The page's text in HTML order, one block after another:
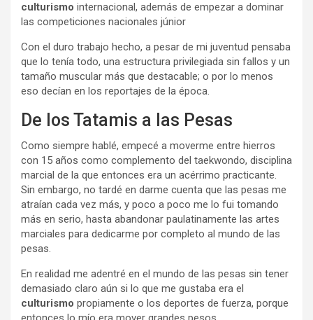
culturismo internacional, además de empezar a dominar
las competiciones nacionales júnior
Con el duro trabajo hecho, a pesar de mi juventud pensaba
que lo tenía todo, una estructura privilegiada sin fallos y un
tamaño muscular más que destacable; o por lo menos
eso decían en los reportajes de la época.
De los Tatamis a las Pesas
Como siempre hablé, empecé a moverme entre hierros
con 15 años como complemento del taekwondo, disciplina
marcial de la que entonces era un acérrimo practicante.
Sin embargo, no tardé en darme cuenta que las pesas me
atraían cada vez más, y poco a poco me lo fui tomando
más en serio, hasta abandonar paulatinamente las artes
marciales para dedicarme por completo al mundo de las
pesas.
En realidad me adentré en el mundo de las pesas sin tener
demasiado claro aún si lo que me gustaba era el
culturismo propiamente o los deportes de fuerza, porque